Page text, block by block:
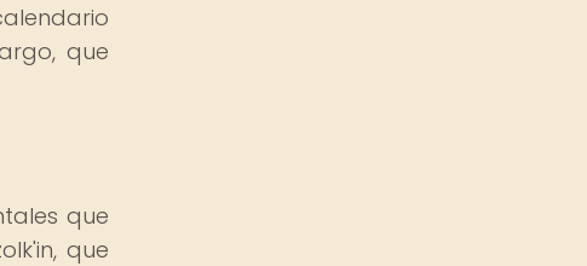
que
que
que